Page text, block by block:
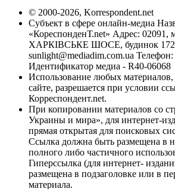
© 2000-2026, Korrespondent.net
Субъект в сфере онлайн-медиа
«КореспонденТ.net» Адрес: 02091,
ХАРКІВСЬКЕ ШОСЕ, будинок 172-
sunlight@mediadim.com.ua Телефон:
Идентификатор медиа - R40-06068
Использование любых
сайте, разрешается при условии
Корреспондент.net.
При копировании материалов со
Украины и мира», для интернет-
прямая открытая для поисковых
Ссылка должна быть размещена в
полного либо частичного
Гиперссылка (для интернет-
размещена в подзаголовке или в
материала.